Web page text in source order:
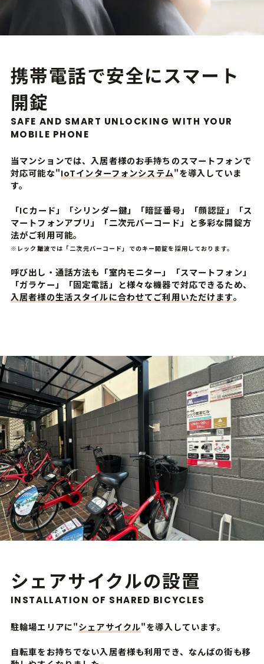
携帯電話で安全にスマート
開錠
SAFE AND SMART UNLOCKING WITH YOUR
MOBILE PHONE
当マンションでは、入居者様のお手持ちのスマートフォンで
対応可能な"IoTインターフォンシステム"を導入していま
す。
「ICカード」「シリンダー鍵」「暗証番号」「顔認証」「ス
マートフォンアプリ」「二次元バーコード」と多彩な開錠方
法がご利用可能。
※レック難波では「二次元バーコード」でのキー開錠を採用しております。
呼び出し・通話方法も「室内モニター」「スマートフォン」
「ガラケー」「固定電話」と様々な機器で対応できるため、
入居者様の生活スタイルに合わせてご利用いただけます。
シェアサイクルの設置
INSTALLATION OF SHARED BICYCLES
駐輪場エリアに"シェアサイクル"を導入しています。
自転車をお持ちでない入居者様も利用でき、なんばの街も移